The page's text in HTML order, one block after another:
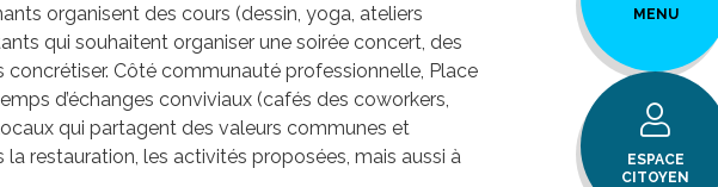
organisent des cours (dessin, yoga, ateliers
qui souhaitent organiser une soirée concert, des
Côté communauté professionnelle, Place
d’échanges conviviaux (cafés des coworkers,
qui partagent des valeurs communes et
restauration, les activités proposées, mais aussi à
MENU
ESPACE
CITOYEN